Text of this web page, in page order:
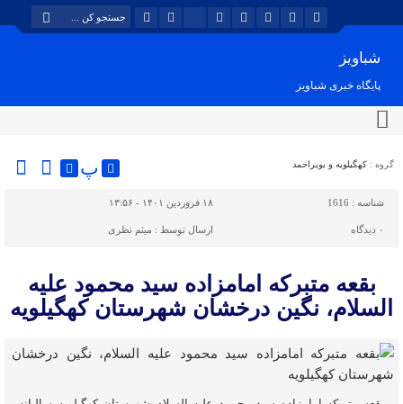
شباویز
پایگاه خبری شباویز
گروه : کهگیلویه و بویراحمد پ
شناسه : 1616 ۱۸ فروردین ۱۴۰۱ - ۱۳:۵۶
۰ دیدگاه ارسال توسط : میثم نظری
بقعه متبرکه امامزاده سید محمود علیه
السلام، نگین درخشان شهرستان کهگیلویه